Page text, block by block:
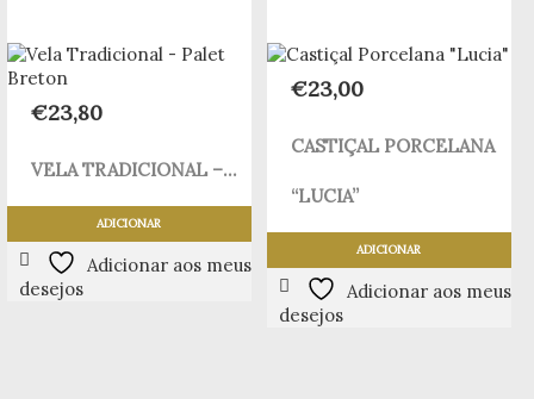
€23,80
VELA TRADICIONAL –...
ADICIONAR
Adicionar aos meus
desejos
€23,00
CASTIÇAL PORCELANA
“LUCIA”
ADICIONAR
Adicionar aos meus
desejos